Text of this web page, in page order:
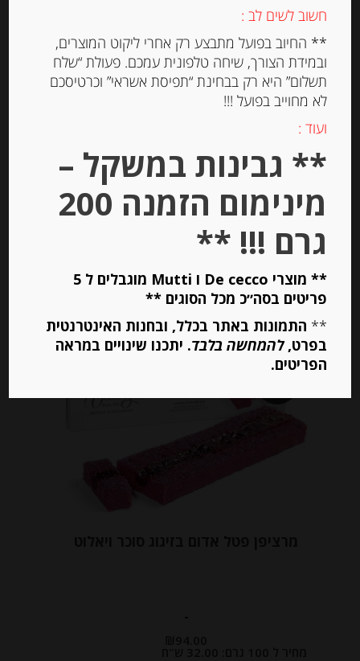
נוגט רך מסורתי משקדי מרקונה
₪54.00
מחיר ל 100 גרם: 32.67 ש"ח
יחידות
-
חשוב לשים לב :
** החיוב בפועל מתבצע רק אחרי ליקוט המוצרים,
ובמידת הצורך, שיחה טלפונית עמכם. פעולת “שלח
תשלום” היא רק בבחינת “תפיסת אשראי” וכרטיסכם
לא מחוייב בפועל !!!
ועוד :
** גבינות במשקל –
מינימום הזמנה 200
גרם !!! **
** מוצרי De cecco ו Mutti מוגבלים ל 5
פריטים בסה״כ מכל הסוגים **
** התמונות באתר בכלל, ובחנות האינטרנטית
בפרט,להמחשה בלבד. יתכנו שינויים במראה
הפריטים.